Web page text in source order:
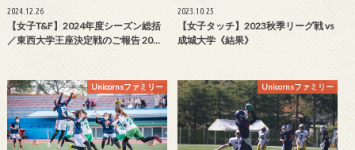
2024.12.26
【女子T&F】2024年度シーズン総括
／東西大学王座決定戦のご報告 20…
2023.10.25
【女子タッチ】2023秋季リーグ戦 vs
成城大学《結果》
Unicornsファミリー Unicornsファミリー